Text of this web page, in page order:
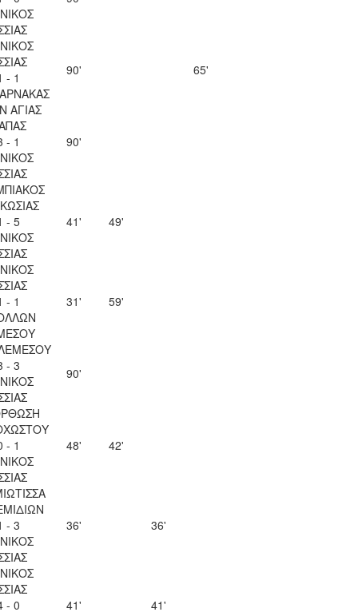
- 1
90' 65'
ΑΓΙΑΣ
- 1
90'
- 5
41' 49'
- 1
31' 59'
- 3
90'
- 1
48' 42'
- 3
36' 36'
- 0
41' 41'